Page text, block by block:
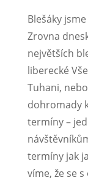
Blešáky
Zrovna
největších
liberecké
Tuhani,
dohromady
termíny –
termíny jak
víme, že se